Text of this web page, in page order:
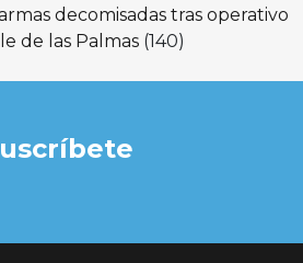
decomisadas tras operativo
de las Palmas (140)